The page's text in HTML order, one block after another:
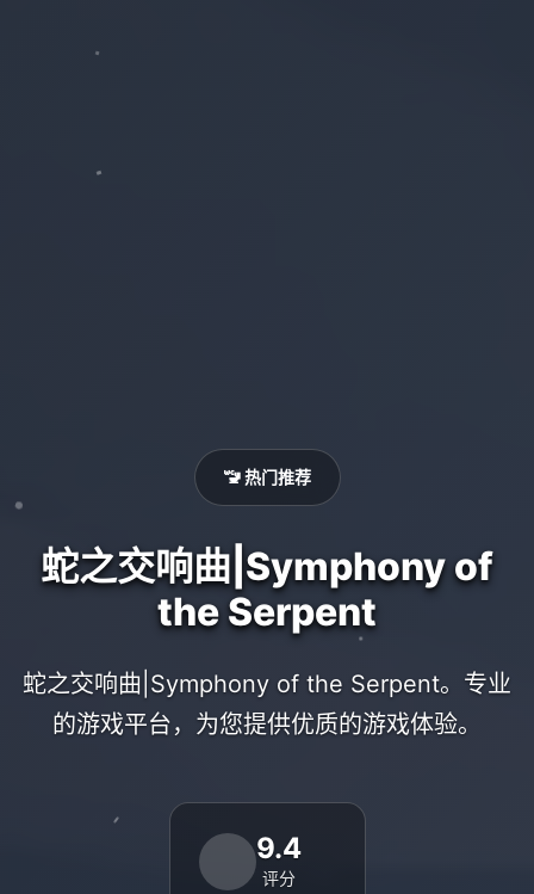
🚾 热门推荐
蛇之交响曲|Symphony of
the Serpent
蛇之交响曲|Symphony of the Serpent。专业
的游戏平台，为您提供优质的游戏体验。
9.4
评分